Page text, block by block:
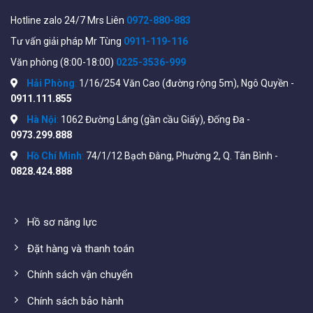
points/remote-hospitality-access-points/303h-
series/
Cách sử dụng Aruba APINH303
Hotline zalo 24/7 Mrs Liên 0972-880-883
Tư vấn giải pháp Mr Tùng 0911-119-116
Văn phòng (8:00-18:00) 0225-3536-999
Hải Phòng: 1/16/254 Văn Cao (đường rộng 5m), Ngô Quyền -
0911.111.855
Hà Nội: 1062 Đường Láng (gần cầu Giấy), Đống Đa -
0973.299.888
Hồ Chí Minh: 74/1/12 Bạch Đằng, Phường 2, Q. Tân Bình -
0828.424.888
Hồ sơ năng lực
Đặt hàng và thanh toán
Chính sách vận chuyển
Chính sách bảo hành